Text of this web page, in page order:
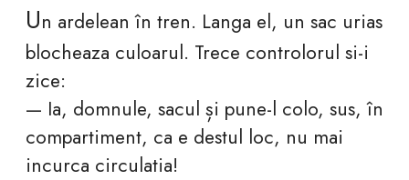
Un ardelean în tren. Langa el, un sac urias
blocheaza culoarul. Trece controlorul si-i
zice:
— Ia, domnule, sacul și pune-l colo, sus, în
compartiment, ca e destul loc, nu mai
incurca circulatia!